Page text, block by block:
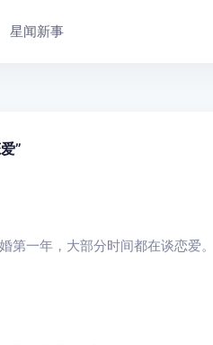
星闻新事
”
一年，大部分时间都在谈恋爱。